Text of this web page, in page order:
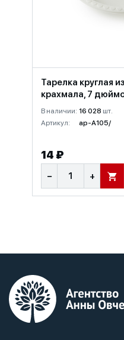
Тарелка круглая
крахмала, 7
В наличии: 16 028 шт.
Артикул:
ap-A105/
14 ₽
− + В